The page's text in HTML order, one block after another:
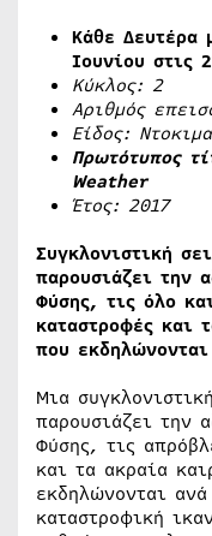
Κάθε Δευτέρα
Ιουνίου στις
Κύκλος: 2
Αριθμός
Είδος:
Πρωτότυπος
Weather
Έτος: 2017
Συγκλονιστική
παρουσιάζει την
Φύσης, τις όλο
καταστροφές και
που
Μια
παρουσιάζει την
Φύσης, τις
και τα ακραία
εκδηλώνονται
καταστροφική